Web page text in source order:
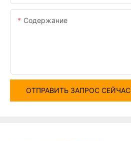
Содержание
ОТПРАВИТЬ ЗАПРОС СЕЙЧАС